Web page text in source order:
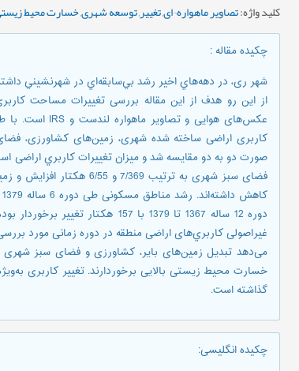
کلید واژه:تصاویر ماهواره¬ای,تغییر,توسعه شهری,خسارت محیط
چکیده مقاله:
شهر ری، در دهه‌هاي اخير رشد بي‌سابقه‌اي در شهرنشيني
کاربری اراضی ساخته شده شهری، زمین‌های کشاورزی،
صورت دو به دو مقايسه شد و میزان تغییرات کاربري اراضی
دوره 12 ساله 1367 تا 1379 با
غیراصولی کاربري‌های اراضی منطقه در دوره‌ زمانی مورد
خسارت محیط زیستی بالایی برخوردارند. تغییر کاربری
گذاشته است.
چکیده انگلیسی: